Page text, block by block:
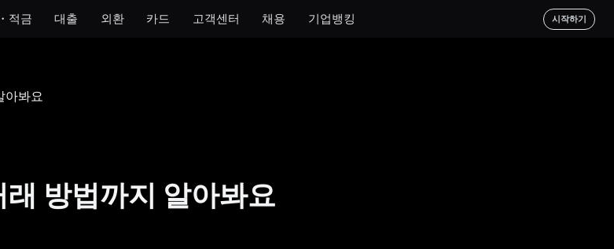
적금 대출 외환 카드 고객센터 채용 기업뱅킹 시작하기
아이 통장
방법까지 알아봐요